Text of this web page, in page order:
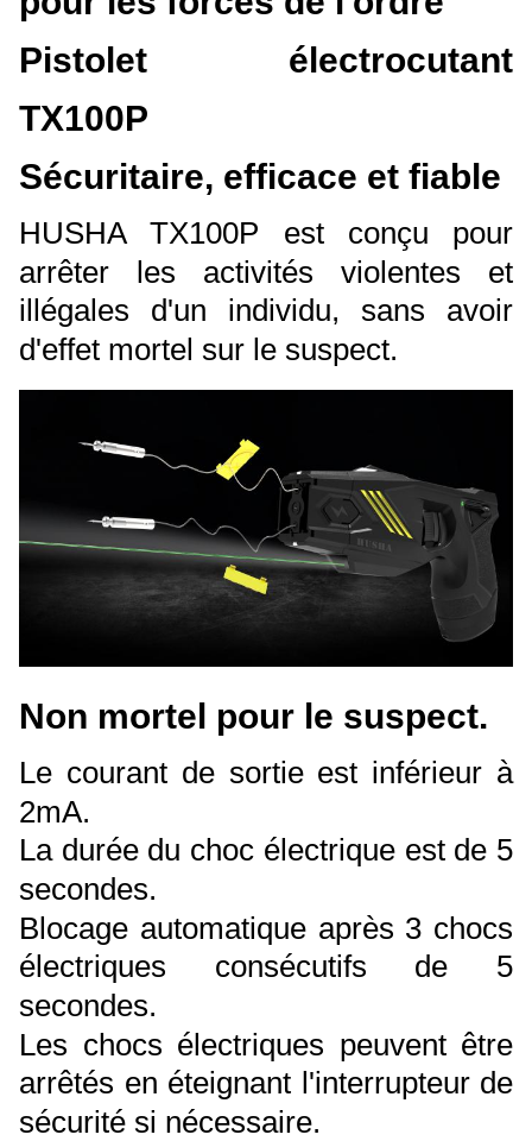
Pistolet électrocutant
TX100P
Sécuritaire, efficace et fiable
HUSHA TX100P est conçu pour
arrêter les activités violentes et
illégales d'un individu, sans avoir
d'effet mortel sur le suspect.
Non mortel pour le suspect.
Le courant de sortie est inférieur à
2mA.
La durée du choc électrique est de 5
secondes.
Blocage automatique après 3 chocs
électriques consécutifs de 5
secondes.
Les chocs électriques peuvent être
arrêtés en éteignant l'interrupteur de
sécurité si nécessaire.